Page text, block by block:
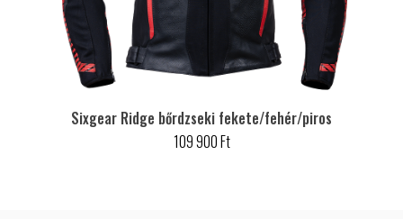
Sixgear Ridge bőrdzseki fekete/fehér/piros
109 900 Ft